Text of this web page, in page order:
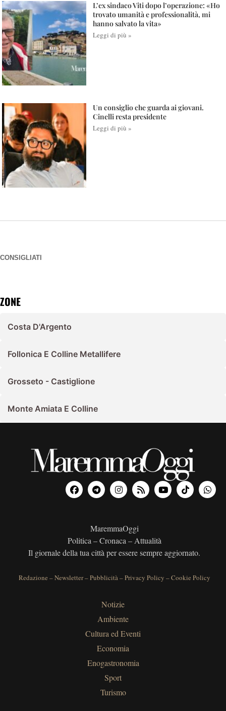
L’ex sindaco Viti dopo l’operazione: «Ho
trovato umanità e professionalità, mi
hanno salvato la vita»
Leggi di più »
Un consiglio che guarda ai giovani.
Cinelli resta presidente
Leggi di più »
CONSIGLIATI
ZONE
Costa D'Argento
Follonica E Colline Metallifere
Grosseto - Castiglione
Monte Amiata E Colline
MaremmaOggi
Politica – Cronaca – Attualità
Il giornale della tua città per essere sempre aggiornato.
Redazione –Newsletter–Pubblicità–Privacy Policy –Cookie Policy
Notizie
Ambiente
Cultura ed Eventi
Economia
Enogastronomia
Sport
Turismo